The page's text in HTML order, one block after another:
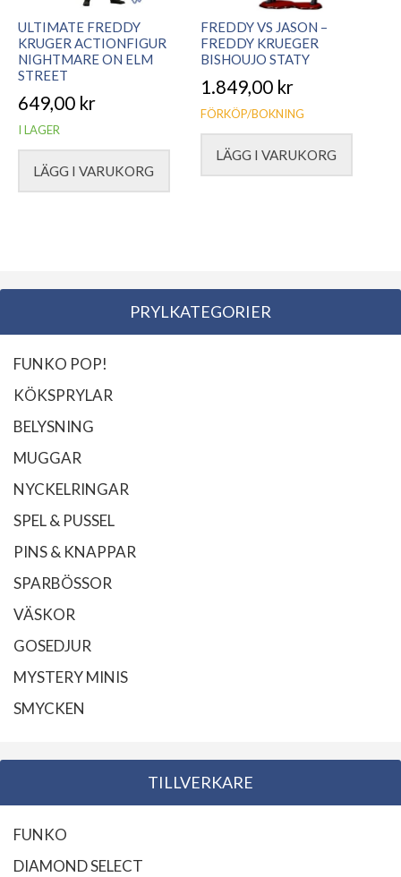
ULTIMATE FREDDY
KRUGER ACTIONFIGUR
NIGHTMARE ON ELM
STREET
649,00 kr
I LAGER
LÄGG I VARUKORG
FREDDY VS JASON –
FREDDY KRUEGER
BISHOUJO STATY
1.849,00 kr
FÖRKÖP/BOKNING
LÄGG I VARUKORG
PRYLKATEGORIER
FUNKO POP!
KÖKSPRYLAR
BELYSNING
MUGGAR
NYCKELRINGAR
SPEL & PUSSEL
PINS & KNAPPAR
SPARBÖSSOR
VÄSKOR
GOSEDJUR
MYSTERY MINIS
SMYCKEN
TILLVERKARE
FUNKO
DIAMOND SELECT